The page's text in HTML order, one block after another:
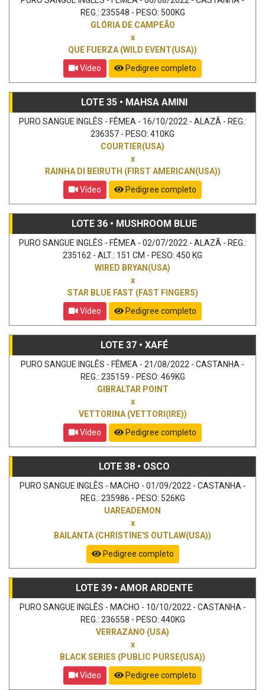
REG.: 235548 - PESO: 500KG
GLÓRIA DE CAMPEÃO
x
QUE FUERZA (WILD EVENT(USA))
Vídeo
Pedigree completo
LOTE 35 • MAHSA AMINI
PURO SANGUE INGLÊS - FÊMEA - 16/10/2022 - ALAZÃ - REG.:
236357 - PESO: 410KG
COURTIER(USA)
x
RAINHA DI BEIRUTH (FIRST AMERICAN(USA))
Vídeo
Pedigree completo
LOTE 36 • MUSHROOM BLUE
PURO SANGUE INGLÊS - FÊMEA - 02/07/2022 - ALAZÃ - REG.:
235162 - ALT.: 151 CM - PESO: 450 KG
WIRED BRYAN(USA)
x
STAR BLUE FAST (FAST FINGERS)
Vídeo
Pedigree completo
LOTE 37 • XAFÉ
PURO SANGUE INGLÊS - FÊMEA - 21/08/2022 - CASTANHA -
REG.: 235159 - PESO: 469KG
GIBRALTAR POINT
x
VETTORINA (VETTORI(IRE))
Vídeo
Pedigree completo
LOTE 38 • OSCO
PURO SANGUE INGLÊS - MACHO - 01/09/2022 - CASTANHA -
REG.: 235986 - PESO: 526KG
UAREADEMON
x
BAILANTA (CHRISTINE'S OUTLAW(USA))
Pedigree completo
LOTE 39 • AMOR ARDENTE
PURO SANGUE INGLÊS - MACHO - 10/10/2022 - CASTANHA -
REG.: 236558 - PESO: 440KG
VERRAZANO (USA)
x
BLACK SERIES (PUBLIC PURSE(USA))
Vídeo
Pedigree completo